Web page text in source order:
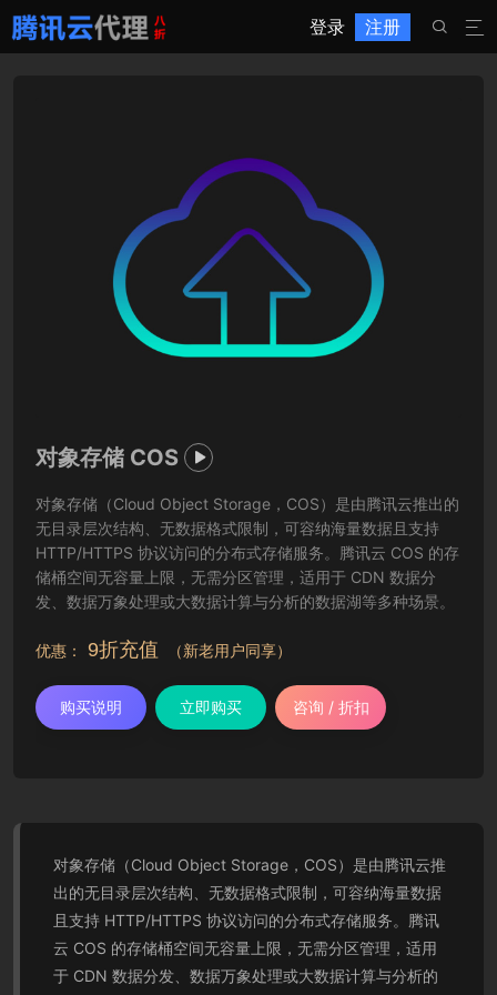
登录 注册 

对象存储 COS 
对象存储（Cloud Object Storage，COS）是由腾讯云推出的
无目录层次结构、无数据格式限制，可容纳海量数据且支持
HTTP/HTTPS 协议访问的分布式存储服务。腾讯云 COS 的存
储桶空间无容量上限，无需分区管理，适用于 CDN 数据分
发、数据万象处理或大数据计算与分析的数据湖等多种场景。
优惠： 9折充值 （新老用户同享）
购买说明 立即购买 咨询 / 折扣
对象存储（Cloud Object Storage，COS）是由腾讯云推
出的无目录层次结构、无数据格式限制，可容纳海量数据
且支持 HTTP/HTTPS 协议访问的分布式存储服务。腾讯
云 COS 的存储桶空间无容量上限，无需分区管理，适用
于 CDN 数据分发、数据万象处理或大数据计算与分析的